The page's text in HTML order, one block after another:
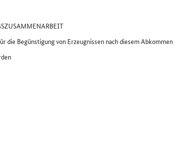
die Begünstigung von Erzeugnissen nach diesem Abkommen